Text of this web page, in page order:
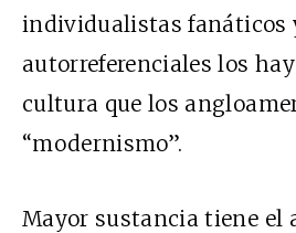
individualistas fanáticos
autorreferenciales los
cultura que los
“modernismo”.
Mayor sustancia tiene el